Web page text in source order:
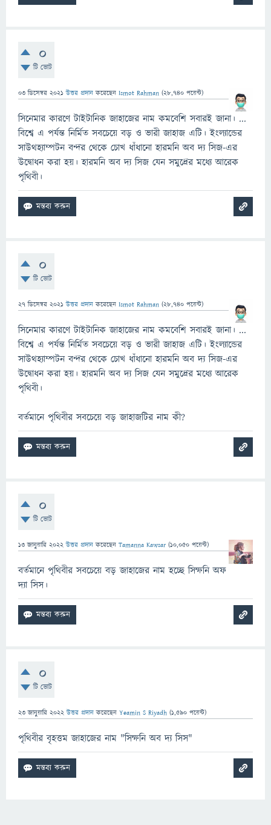
0
টি ভোট
03 ডিসেম্বর 2021 উত্তর প্রদান করেছেন Ismot Rahman (28,740 পয়েন্ট)
সিনেমার কারণে টাইটানিক জাহাজের নাম কমবেশি সবারই জানা। ...
বিশ্বে এ পর্যন্ত নির্মিত সবচেয়ে বড় ও ভারী জাহাজ এটি। ইংল্যান্ডের
সাউথহ্যাম্পটন বন্দর থেকে চোখ ধাঁধানো হারমনি অব দ্য সিজ-এর
উদ্বোধন করা হয়। হারমনি অব দ্য সিজ যেন সমুদ্রের মধ্যে আরেক
পৃথিবী।
0
টি ভোট
27 ডিসেম্বর 2021 উত্তর প্রদান করেছেন Ismot Rahman (28,740 পয়েন্ট)
সিনেমার কারণে টাইটানিক জাহাজের নাম কমবেশি সবারই জানা। ...
বিশ্বে এ পর্যন্ত নির্মিত সবচেয়ে বড় ও ভারী জাহাজ এটি। ইংল্যান্ডের
সাউথহ্যাম্পটন বন্দর থেকে চোখ ধাঁধানো হারমনি অব দ্য সিজ-এর
উদ্বোধন করা হয়। হারমনি অব দ্য সিজ যেন সমুদ্রের মধ্যে আরেক
পৃথিবী।
বর্তমানে পৃথিবীর সবচেয়ে বড় জাহাজটির নাম কী?
0
টি ভোট
13 জানুয়ারি 2022 উত্তর প্রদান করেছেন Tamanna Kawsar (10,050 পয়েন্ট)
বর্তমানে পৃথিবীর সবচেয়ে বড় জাহাজের নাম হচ্ছে সিম্ফনি অফ
দ্যা সিস।
0
টি ভোট
23 জানুয়ারি 2022 উত্তর প্রদান করেছেন Yeamin S Riyadh (1,590 পয়েন্ট)
পৃথিবীর বৃহত্তম জাহাজের নাম "সিম্ফনি অব দ্য সিস"